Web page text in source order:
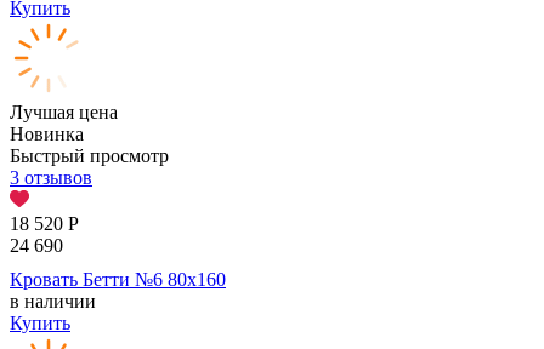
Купить
Лучшая цена
Новинка
Быстрый просмотр
3 отзывов
18 520 Р
24 690
Кровать Бетти №6 80х160
в наличии
Купить